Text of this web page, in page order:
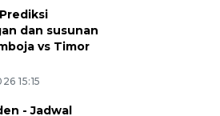
dan susunan
vs Timor
15:15
- Jadwal